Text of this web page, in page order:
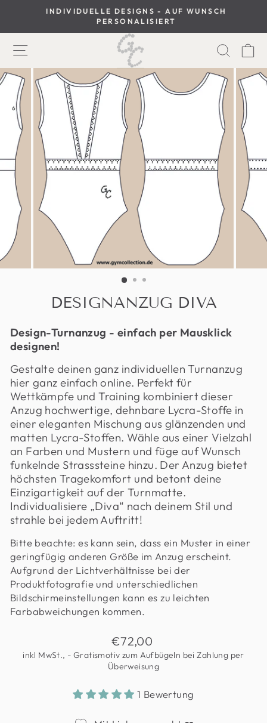
Inhalt
Slideshow
INDIVIDUELLE DESIGNS - AUF WUNSCH
PERSONALISIERT
SEITENNAVIGATION
DESIGNANZUG DIVA
Design-Turnanzug - einfach per Mausklick
designen!
Gestalte deinen ganz individuellen Turnanzug
hierganz einfach online. Perfekt für
Wettkämpfe und Training kombiniert dieser
Anzug hochwertige, dehnbare Lycra-Stoffe in
einer eleganten Mischung aus glänzenden und
matten Lycra-Stoffen. Wähle aus einer Vielzahl
an Farben und Mustern und füge auf Wunsch
funkelnde Strasssteine hinzu. Der Anzug bietet
höchsten Tragekomfort und betont deine
Einzigartigkeit auf der Turnmatte.
Individualisiere „Diva“ nach deinem Stil und
strahle bei jedem Auftritt!
Bitte beachte: es kann sein, dass ein Muster in einer
geringfügig anderen Größe im Anzug erscheint.
Aufgrund der Lichtverhältnisse bei der
Produktfotografie und unterschiedlichen
Bildschirmeinstellungen kann es zu leichten
Farbabweichungen kommen.
Normaler
Preis
€72,00
inkl MwSt., - Gratismotiv zum Aufbügeln bei Zahlung per
Überweisung
1 Bewertung